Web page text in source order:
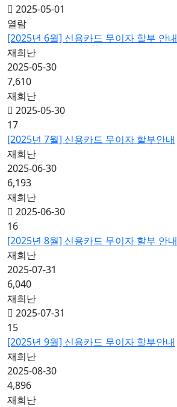
2025-05-01
열람
[2025년 6월] 신용카드 무이자 할부 안내
재희난
2025-05-30
7,610
재희난
2025-05-30
17
[2025년 7월] 신용카드 무이자 할부안내
재희난
2025-06-30
6,193
재희난
2025-06-30
16
[2025년 8월] 신용카드 무이자 할부 안내
재희난
2025-07-31
6,040
재희난
2025-07-31
15
[2025년 9월] 신용카드 무이자 할부안내
재희난
2025-08-30
4,896
재희난